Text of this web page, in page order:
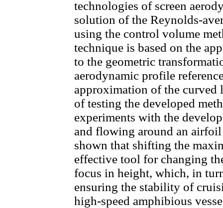
technologies of screen
solution of the Reynolds-
using the control volume
technique is based on the
to the geometric
aerodynamic profile
approximation of the curved
of testing the developed
experiments with the
and flowing around an airfoil
shown that shifting the
effective tool for changing
focus in height, which, in
ensuring the stability of
high-speed amphibious